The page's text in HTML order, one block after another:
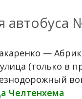
автобуса
—
(только в
Челтенхема